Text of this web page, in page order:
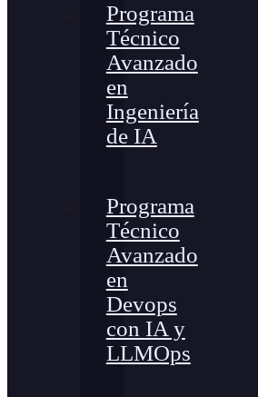
Programa
Técnico
Avanzado
en
Ingeniería
de IA
Programa
Técnico
Avanzado
en
Devops
con IA y
LLMOps